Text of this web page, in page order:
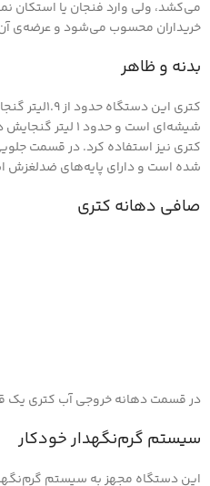
می‌کشد، ولی وارد فنجان یا استکان
خریداران محسوب می‌شود و عرضه‌ی آن
بدنه و ظاهر
کتری
شیشه‌ای است و
کتری نیز استفاده کرد. در قسمت
شده است و دارای پایه‌های ضدلغزش
صافی دهانه کتری
در قسمت دهانه خروجی آب کتری یک
سیستم گرم‌نگهدار خودکار
این دستگاه مجهز به سیستم